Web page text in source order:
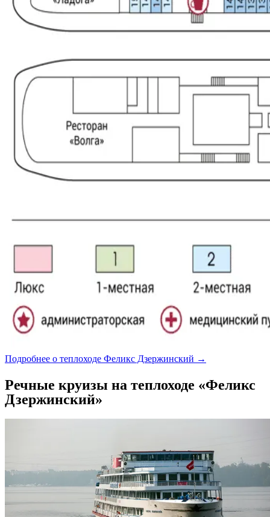
Подробнее о теплоходе Феликс Дзержинский →
Речные круизы на теплоходе «Феликс
Дзержинский»